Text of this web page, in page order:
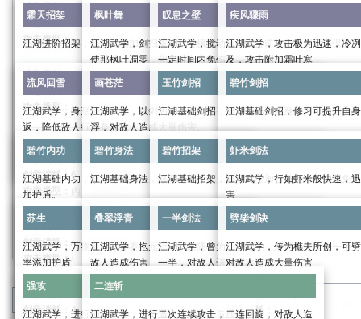
武学类别：招式
剑意消耗：
攻击类型：/
武学效果：
武力：18
进阶效果：
武力0/6/19/39/66/99
武学类别：招式
剑意消耗：
攻击类型： /
武学效果：
武力：18
进阶效果：
武力：0/6/19/39/66/99
武学类别：
剑意消耗： /
攻击类型：/
武学效果：
气血系数：4.5
进阶效果：
内力：0/50/151/302/504/756
进入战斗时获得的护盾值：0/50/155/305/505/
武学类别：身法
剑意消耗：
攻击类型： /
武学效果：
身法：18
内防系数：1.0
进阶效果：
身法：0/6/19/39/66/99
霜天招架
江湖进阶招架，修习可增加自身定力，强化免伤
武学类别：招架
剑意消耗：
攻击类型：
/
武学效果：
根骨：10
招架系数： 24.16%
进阶效果：
根骨：0/33/99/198/330/495
枫叶舞
江湖武学，剑扫寰宇，引枫叶翩翩，萦绕于侧，也可
使那枫叶凋零，化为尘土，加快自身行动条增长，可
提前取消
武学类别： buff
剑意消耗： 2
攻击类型：外攻
提高自身20% 行动增长速度，每次攻击额外造成
续四息。
枫叶舞·凋零：取消行动增长速度加成，立刻攻击一
次，造成12+25% 外攻伤害。
进阶效果：
0/2.5/7.5/12.5/20/27.5%概率立刻进行普通攻击
叹息之壁
江湖武学，搅动落枫于身前，化作屏障，保护
一定时间内免伤
武学类别：
剑意消耗：4
武学效果：
攻伤害，持续两息
进阶效果：
0/5/15/25/45/55%概率立刻进行普通攻击
疾风骤雨
江湖武学，攻击极为迅速，冷
及，攻击附加霜叶寒
武学类别：
剑意消耗：4
武学效果：
霜叶寒：持续十二息，满4层后
雪30%调息时间且添加一层霜
进阶效果：
0/5/15/25/40/55%概率立刻进
流风回雪
流风回雪
江湖武学，身形轻逸飘摇，在枫叶中腾挪，一击则
返，降低敌人行动条
武学类别：
剑意消耗：6
攻击类型：
武学效果：
对方行动力增长速度50%
。
进阶效果：
画苍茫
画苍茫
江湖武学，以剑为笔，描绘那苍茫大地，画尽人世沉
浮，对敌人造成大量伤害。
武学类别：
终结技
剑意消耗：/
武学效果：
攻伤害
进阶效果：
此武功基础伤害提升0/8/16/30/45/60%
玉竹剑招
玉竹剑招
江湖基础剑招，修习可提升自身武力，加强攻
武学类别：招式
剑意消耗：
攻击类型：/
武学效果：
武力：16
进阶效果：
碧竹剑招
碧竹剑招
江湖基础剑招，修习可提升自
武学类别：招式
剑意消耗：
攻击类型： /
武学效果：
武力：16
进阶效果：
碧竹内功
碧竹内功
江湖基础内功，修习可提高自身气血上限，为自己添
加护盾。
武学类别：
剑意消耗： /
攻击类型：
武学效果：
碧竹身法
碧竹身法
江湖基础身法，修习可增加自身防御。
武学类别：身法
剑意消耗：
攻击类型： /
武学效果：
身法：16
碧竹招架
碧竹招架
江湖基础招架，修习可增加自身定力，强化免伤
武学类别：招架
剑意消耗：
攻击类型： /
武学效果：
虾米剑法
虾米剑法
江湖武学，行如虾米般快速，
害
武学类别：
剑意消耗：
3
攻击类型：外攻
苏生
苏生
江湖武学，万物复苏，休养生息，恢复自身气血，概
率添加护盾
武学类别：
剑意消耗： 4
叠翠浮青
叠翠浮青
江湖武学，抱元守一，意随心动，连续回旋打击，对
敌人造成伤害
武学类别：
剑意消耗： 5
一半剑法
一半剑法
江湖武学，曾为江湖绝学，奈何早年流失一半
一半，对敌人进行多次伤害
剑意消耗：8
劈柴剑诀
劈柴剑诀
江湖武学，传为樵夫所创，可
对敌人造成大量伤害
剑意消耗： /
强攻
强攻
江湖武学，进行强猛攻击，气势逼人，对敌人造成伤
二连斩
二连斩
江湖武学，进行二次连续攻击，二连回旋，对敌人造
分类： 武学 惊涛门